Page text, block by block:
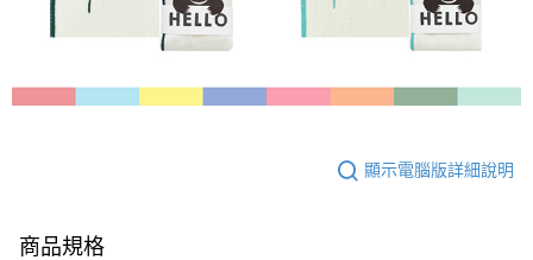
顯示電腦版詳細說明
商品規格